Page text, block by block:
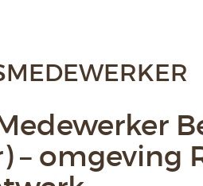
– omgeving